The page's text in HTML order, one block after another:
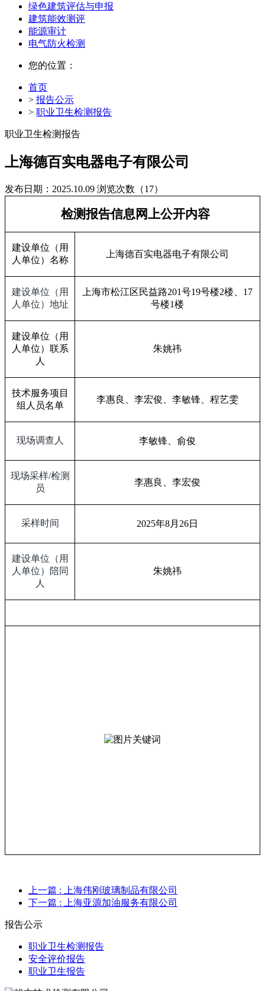
绿色建筑评估与申报
建筑能效测评
能源审计
电气防火检测
您的位置：
首页
> 报告公示
> 职业卫生检测报告
职业卫生检测报告
上海德百实电器电子有限公司
发布日期：2025.10.09 浏览次数（17）
检测报告信息网上公开内容
建设单位（用
人单位）名称
上海德百实电器电子有限公司
建设单位（用
人单位）地址
上海市松江区民益路201号19号楼2楼、 17
号楼1楼
建设单位（用
人单位）联系
人
朱姚祎
技术服务项目
组人员名单
李惠良、李宏俊、李敏锋、程艺雯
现场调查人 李敏锋、俞俊
现场采样/检测
员
李惠良、李宏俊
采样时间 2025年8月 26日
建设单位（用
人单位）陪同
人
朱姚祎
上一篇 : 上海伟刚玻璃制品有限公司
下一篇 : 上海亚源加油服务有限公司
报告公示
职业卫生检测报告
安全评价报告
职业卫生报告